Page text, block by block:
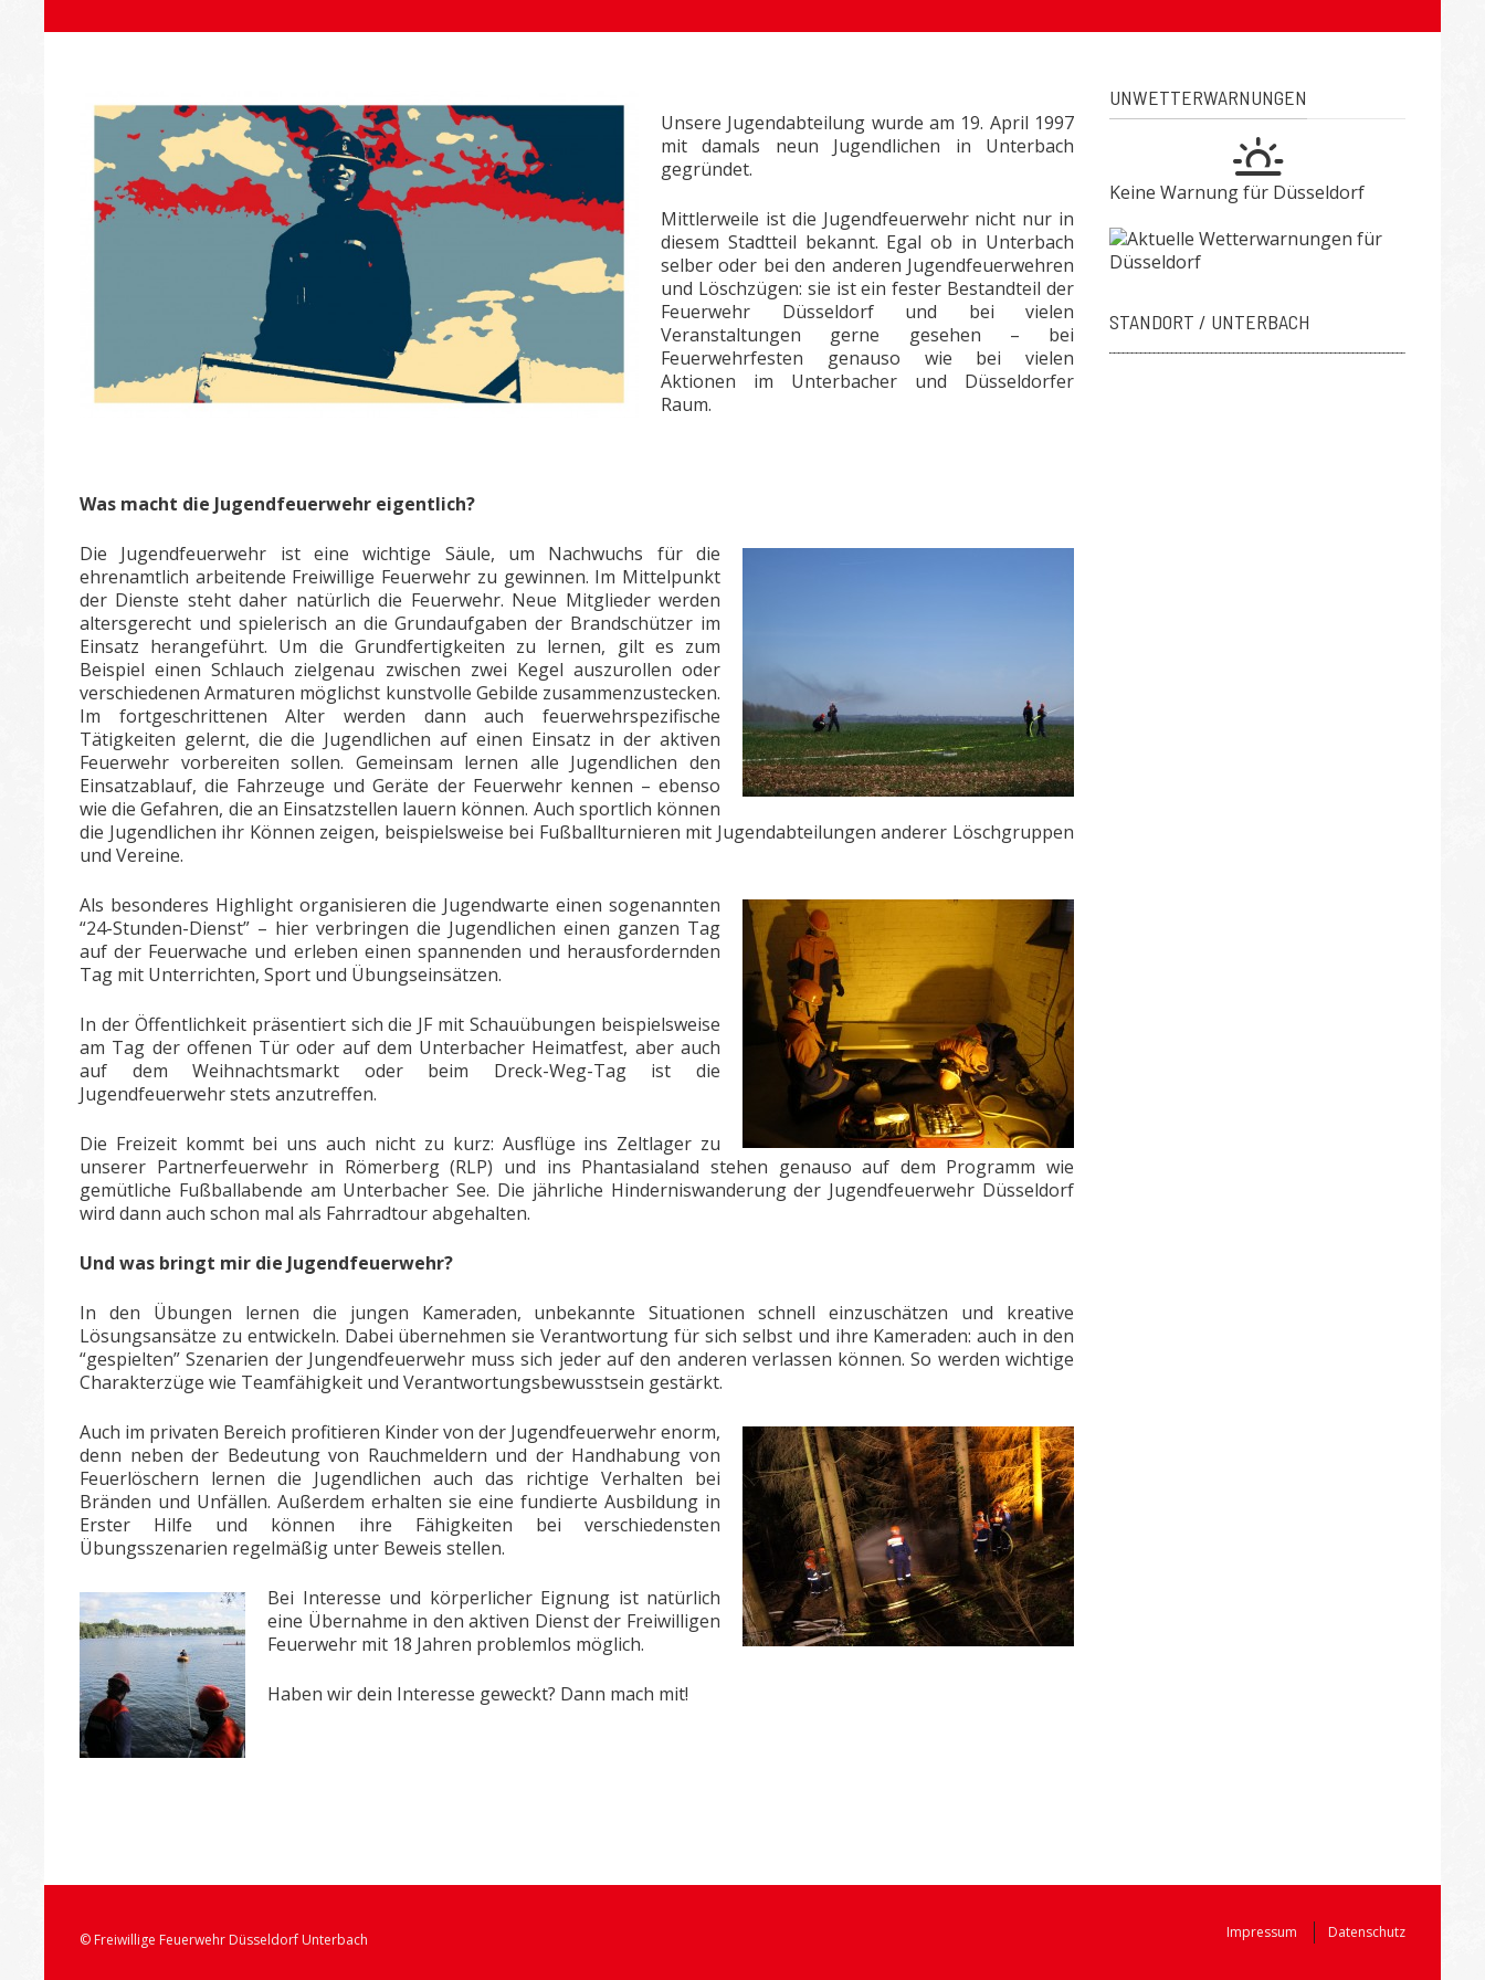
Unsere Jugendabteilung wurde am 19. April 1997
mit damals neun Jugendlichen in Unterbach
gegründet.
Mittlerweile ist die Jugendfeuerwehr nicht nur in
diesem Stadtteil bekannt. Egal ob in Unterbach
selber oder bei den anderen Jugendfeuerwehren
und Löschzügen: sie ist ein fester Bestandteil der
Feuerwehr Düsseldorf und bei vielen
Veranstaltungen gerne gesehen – bei
Feuerwehrfesten genauso wie bei vielen
Aktionen im Unterbacher und Düsseldorfer
Raum.
Was macht die Jugendfeuerwehr eigentlich?
Die Jugendfeuerwehr ist eine wichtige Säule, um Nachwuchs für die
ehrenamtlich arbeitende Freiwillige Feuerwehr zu gewinnen. Im Mittelpunkt
der Dienste steht daher natürlich die Feuerwehr. Neue Mitglieder werden
altersgerecht und spielerisch an die Grundaufgaben der Brandschützer im
Einsatz herangeführt. Um die Grundfertigkeiten zu lernen, gilt es zum
Beispiel einen Schlauch zielgenau zwischen zwei Kegel auszurollen oder
verschiedenen Armaturen möglichst kunstvolle Gebilde zusammenzustecken.
Im fortgeschrittenen Alter werden dann auch feuerwehrspezifische
Tätigkeiten gelernt, die die Jugendlichen auf einen Einsatz in der aktiven
Feuerwehr vorbereiten sollen. Gemeinsam lernen alle Jugendlichen den
Einsatzablauf, die Fahrzeuge und Geräte der Feuerwehr kennen – ebenso
wie die Gefahren, die an Einsatzstellen lauern können. Auch sportlich können
die Jugendlichen ihr Können zeigen, beispielsweise bei Fußballturnieren mit Jugendabteilungen anderer Löschgruppen
und Vereine.
Als besonderes Highlight organisieren die Jugendwarte einen sogenannten
“24-Stunden-Dienst” – hier verbringen die Jugendlichen einen ganzen Tag
auf der Feuerwache und erleben einen spannenden und herausfordernden
Tag mit Unterrichten, Sport und Übungseinsätzen.
In der Öffentlichkeit präsentiert sich die JF mit Schauübungen beispielsweise
am Tag der offenen Tür oder auf dem Unterbacher Heimatfest, aber auch
auf dem Weihnachtsmarkt oder beim Dreck-Weg-Tag ist die
Jugendfeuerwehr stets anzutreffen.
Die Freizeit kommt bei uns auch nicht zu kurz: Ausflüge ins Zeltlager zu
unserer Partnerfeuerwehr in Römerberg (RLP) und ins Phantasialand stehen genauso auf dem Programm wie
gemütliche Fußballabende am Unterbacher See. Die jährliche Hinderniswanderung der Jugendfeuerwehr Düsseldorf
wird dann auch schon mal als Fahrradtour abgehalten.
Und was bringt mir die Jugendfeuerwehr?
In den Übungen lernen die jungen Kameraden, unbekannte Situationen schnell einzuschätzen und kreative
Lösungsansätze zu entwickeln. Dabei übernehmen sie Verantwortung für sich selbst und ihre Kameraden: auch in den
“gespielten” Szenarien der Jungendfeuerwehr muss sich jeder auf den anderen verlassen können. So werden wichtige
Charakterzüge wie Teamfähigkeit und Verantwortungsbewusstsein gestärkt.
Auch im privaten Bereich profitieren Kinder von der Jugendfeuerwehr enorm,
denn neben der Bedeutung von Rauchmeldern und der Handhabung von
Feuerlöschern lernen die Jugendlichen auch das richtige Verhalten bei
Bränden und Unfällen. Außerdem erhalten sie eine fundierte Ausbildung in
Erster Hilfe und können ihre Fähigkeiten bei verschiedensten
Übungsszenarien regelmäßig unter Beweis stellen.
Bei Interesse und körperlicher Eignung ist natürlich
eine Übernahme in den aktiven Dienst der Freiwilligen
Feuerwehr mit 18 Jahren problemlos möglich.
Haben wir dein Interesse geweckt? Dann mach mit!
UNWETTERWARNUNGEN
Keine Warnung für Düsseldorf
STANDORT / UNTERBACH
Impressum Datenschutz
© Freiwillige Feuerwehr Düsseldorf Unterbach